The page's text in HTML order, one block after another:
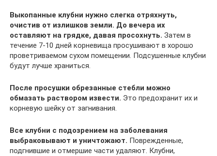
Выкопанные клубни нужно слегка отряхнуть,
очистив от излишков земли. До вечера их
оставляют на грядке, давая просохнуть. Затем в
течение 7-10 дней корневища просушивают в хорошо
проветриваемом сухом помещении. Подсушенные клубни
будут лучше храниться.
После просушки обрезанные стебли можно
обмазать раствором извести. Это предохранит их и
корневую шейку от загнивания.
Все клубни с подозрением на заболевания
выбраковывают и уничтожают. Поврежденные,
подгнившие и отмершие части удаляют. Клубни,